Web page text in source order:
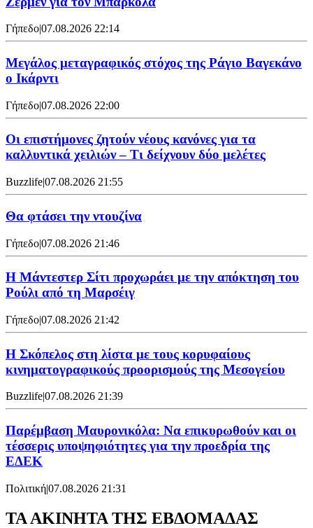
Γήπεδο|07.08.2026 22:14
Μεγάλος μεταγραφικός στόχος της Ράγιο Βαγεκάνο
ο Ικάρντι
Γήπεδο|07.08.2026 22:00
Οι επιστήμονες ζητούν νέους κανόνες για τα
καλλυντικά χειλιών – Τι δείχνουν δύο μελέτες
Buzzlife|07.08.2026 21:55
Θα φτάσει την ντουζίνα
Γήπεδο|07.08.2026 21:46
Η Μάντεστερ Σίτι προχωράει με την απόκτηση του
Ρούλι από τη Μαρσέιγ
Γήπεδο|07.08.2026 21:42
Η Σκόπελος στη λίστα με τους κορυφαίους
κινηματογραφικούς προορισμούς της Μεσογείου
Buzzlife07.08.2026 21:39
Παρέμβαση Μαυρονικόλα: Να επικυρωθούν και οι
τέσσερις υποψηφιότητες για την προεδρία της
ΕΔΕΚ
Πολιτική|07.08.2026 21:31
ΤΑ ΑΚΙΝΗΤΑ ΤΗΣ ΕΒΔΟΜΑΔΑΣ